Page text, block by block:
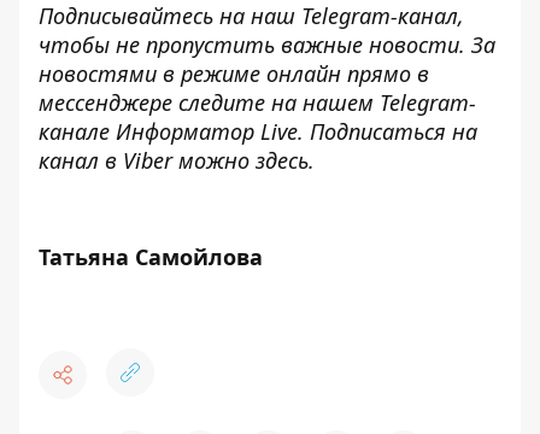
Подписывайтесь на наш Telegram-канал,
чтобы не пропустить важные новости. За
новостями в режиме онлайн прямо в
мессенджере следите на нашем Telegram-
канале Информатор Live. Подписаться на
канал в Viber можно здесь.
Татьяна Самойлова